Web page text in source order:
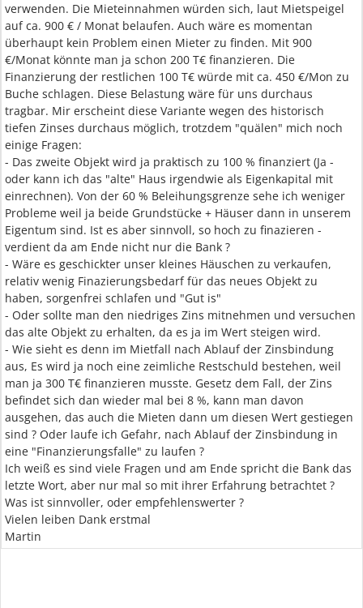
verwenden. Die Mieteinnahmen würden sich, laut Mietspeigel
auf ca. 900 € / Monat belaufen. Auch wäre es momentan
überhaupt kein Problem einen Mieter zu finden. Mit 900
€/Monat könnte man ja schon 200 T€ finanzieren. Die
Finanzierung der restlichen 100 T€ würde mit ca. 450 €/Mon zu
Buche schlagen. Diese Belastung wäre für uns durchaus
tragbar. Mir erscheint diese Variante wegen des historisch
tiefen Zinses durchaus möglich, trotzdem "quälen" mich noch
einige Fragen:
- Das zweite Objekt wird ja praktisch zu 100 % finanziert (Ja -
oder kann ich das "alte" Haus irgendwie als Eigenkapital mit
einrechnen). Von der 60 % Beleihungsgrenze sehe ich weniger
Probleme weil ja beide Grundstücke + Häuser dann in unserem
Eigentum sind. Ist es aber sinnvoll, so hoch zu finazieren -
verdient da am Ende nicht nur die Bank ?
- Wäre es geschickter unser kleines Häuschen zu verkaufen,
relativ wenig Finazierungsbedarf für das neues Objekt zu
haben, sorgenfrei schlafen und "Gut is"
- Oder sollte man den niedriges Zins mitnehmen und versuchen
das alte Objekt zu erhalten, da es ja im Wert steigen wird.
- Wie sieht es denn im Mietfall nach Ablauf der Zinsbindung
aus, Es wird ja noch eine zeimliche Restschuld bestehen, weil
man ja 300 T€ finanzieren musste. Gesetz dem Fall, der Zins
befindet sich dan wieder mal bei 8 %, kann man davon
ausgehen, das auch die Mieten dann um diesen Wert gestiegen
sind ? Oder laufe ich Gefahr, nach Ablauf der Zinsbindung in
eine "Finanzierungsfalle" zu laufen ?
Ich weiß es sind viele Fragen und am Ende spricht die Bank das
letzte Wort, aber nur mal so mit ihrer Erfahrung betrachtet ?
Was ist sinnvoller, oder empfehlenswerter ?
Vielen leiben Dank erstmal
Martin